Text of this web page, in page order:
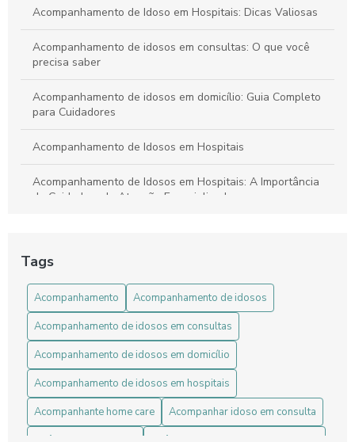
Acompanhamento de Idoso em Hospitais: Dicas Valiosas
Acompanhamento de idosos em consultas: O que você
precisa saber
Acompanhamento de idosos em domicílio: Guia Completo
para Cuidadores
Acompanhamento de Idosos em Hospitais
Acompanhamento de Idosos em Hospitais: A Importância
do Cuidado e da Atenção Especializada
Acompanhamento de idosos em hospitais: Guia Completo
para Cuidadores
Acompanhamento de Idosos: Como Garantir Segurança e
Bem-Estar na Terceira Idade
Acompanhamento de Idosos: Guia Completo para Cuidar
com Amor
Acompanhamento de Idosos: Guia Completo para o
Cuidado Ideal
Tags
Acompanhamento
Acompanhamento de idosos
Acompanhamento de idosos em consultas
Acompanhamento de idosos em domicílio
Acompanhamento de idosos em hospitais
Acompanhante home care
Acompanhar idoso em consulta